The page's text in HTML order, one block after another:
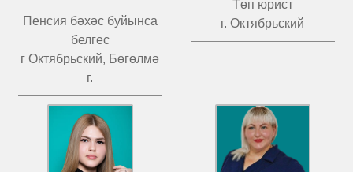
Пенсия бәхәс буйынса
белгес
г Октябрьский, Бөгөлмә
г.
Төп юрист
г. Октябрьский